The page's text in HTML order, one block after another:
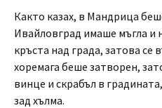
Както казах, в Мандрица
Ивайловград имаше мъгла и
кръста над града, затова се
хоремага беше затворен,
винце и скрабъл в
зад хълма.